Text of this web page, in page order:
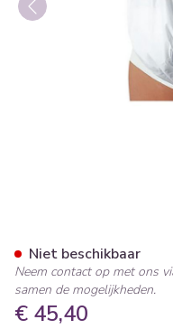
€ 45,40
Niet beschikbaar
Neem contact op met ons
samen de mogelijkheden.